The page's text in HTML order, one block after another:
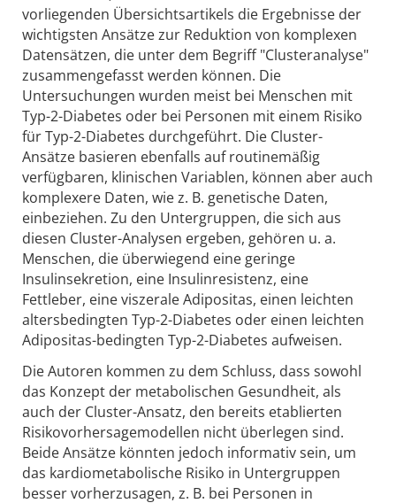
vorliegenden Übersichtsartikels die Ergebnisse der
wichtigsten Ansätze zur Reduktion von komplexen
Datensätzen, die unter dem Begriff "Clusteranalyse"
zusammengefasst werden können. Die
Untersuchungen wurden meist bei Menschen mit
Typ-2-Diabetes oder bei Personen mit einem Risiko
für Typ-2-Diabetes durchgeführt. Die Cluster-
Ansätze basieren ebenfalls auf routinemäßig
verfügbaren, klinischen Variablen, können aber auch
komplexere Daten, wie z. B. genetische Daten,
einbeziehen. Zu den Untergruppen, die sich aus
diesen Cluster-Analysen ergeben, gehören u. a.
Menschen, die überwiegend eine geringe
Insulinsekretion, eine Insulinresistenz, eine
Fettleber, eine viszerale Adipositas, einen leichten
altersbedingten Typ-2-Diabetes oder einen leichten
Adipositas-bedingten Typ-2-Diabetes aufweisen.
Die Autoren kommen zu dem Schluss, dass sowohl
das Konzept der metabolischen Gesundheit, als
auch der Cluster-Ansatz, den bereits etablierten
Risikovorhersagemodellen nicht überlegen sind.
Beide Ansätze könnten jedoch informativ sein, um
das kardiometabolische Risiko in Untergruppen
besser vorherzusagen, z. B. bei Personen in